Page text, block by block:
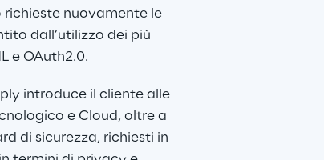
nuovamente le
dall’utilizzo dei più
e OAuth2.0.
introduce il cliente alle
e Cloud, oltre a
di sicurezza, richiesti in